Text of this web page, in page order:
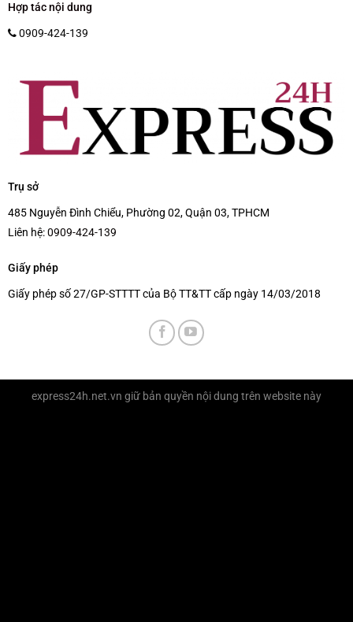
Hợp tác nội dung
0909-424-139
Trụ sở
485 Nguyễn Đình Chiểu, Phường 02, Quận 03, TPHCM
Liên hệ:0909-424-139
Giấy phép
Giấy phép số 27/GP-STTTT của Bộ TT&TT cấp ngày 14/03/2018
express24h.net.vn giữ bản quyền nội dung trên website này